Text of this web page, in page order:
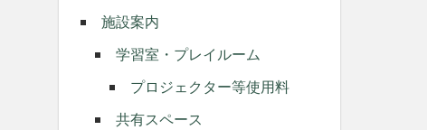
施設案内
学習室・プレイルーム
プロジェクター等使用料
共有スペース